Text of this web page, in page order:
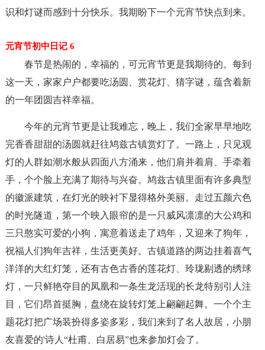
识和灯谜而感到十分快乐。我期盼下一个元宵节快点到来。
元宵节初中日记 6
春节是热闹的，幸福的，可元宵节更是我期待的。每到
这一天，家家户户都要吃汤圆、赏花灯、猜字谜，蕴含着新
的一年团圆吉祥幸福。
今年的元宵节更是让我难忘，晚上，我们全家早早地吃
完香香甜甜的汤圆就赶往鸠兹古镇赏灯了。一路上，只见观
灯的人群如潮水般从四面八方涌来，他们肩并着肩、手牵着
手，个个脸上充满了期待与兴奋。鸠兹古镇里面有许多典型
的徽派建筑，在灯光的映衬下显得格外美丽。走过五颜六色
的时光隧道，第一个映入眼帘的是一只威风凛凛的大公鸡和
三只憨实可爱的小狗，寓意着送走了鸡年，又迎来了狗年，
祝福人们狗年吉祥，生活更美好。古镇道路的两边挂着喜气
洋洋的大红灯笼，还有古色古香的莲花灯、玲珑剔透的绣球
灯，一只鲜艳夺目的凤凰和一条生龙活现的长龙特别引人注
目，它们昂首挺胸，盘绕在旋转灯笼上翩翩起舞。一个个主
题花灯把广场装扮得多姿多彩，我们来到了名人故居，小朋
友喜爱的'诗人“杜甫、白居易”也来参加灯会了。